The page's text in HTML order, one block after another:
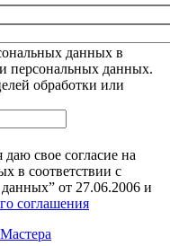
данных в
персональных данных.
обработки или
свое согласие на
в соответствии с
от 27.06.2006 и
соглашения